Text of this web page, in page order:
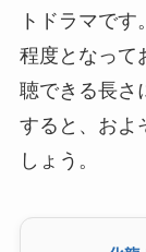
トドラマで
程度となって
聴できる長さ
すると、およ
しょう。